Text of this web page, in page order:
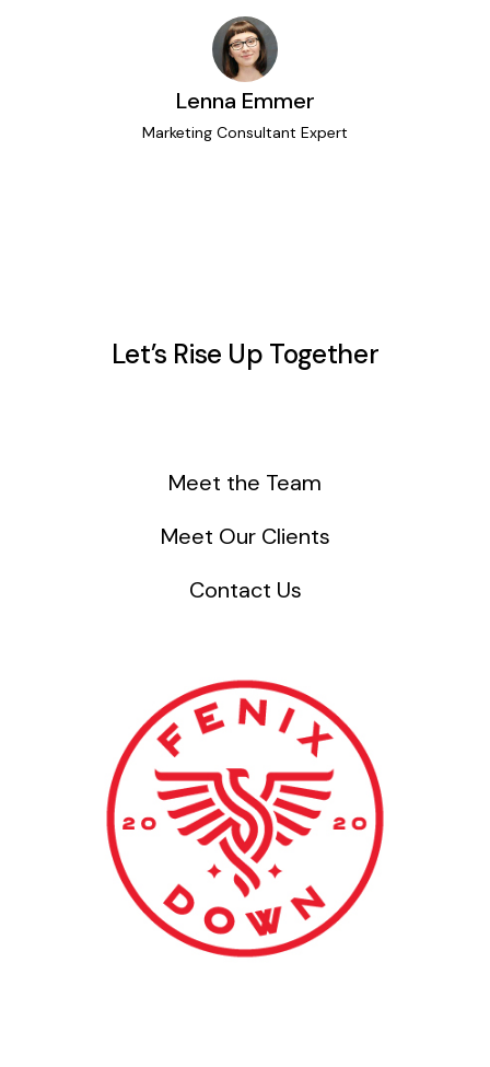
Lenna Emmer
Marketing Consultant Expert
Let’s Rise Up Together
Meet the Team
Meet Our Clients
Contact Us